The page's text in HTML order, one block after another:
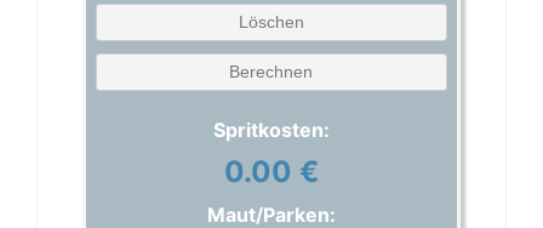
Löschen
Berechnen
Spritkosten:
0.00 €
Maut/Parken: